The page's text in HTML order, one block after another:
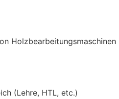
Holzbearbeitungsmaschinen
(Lehre, HTL, etc.)